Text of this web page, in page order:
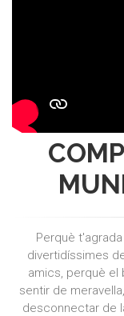
Perquè
divertidíssimes
amics, perquè el
sentir de
desconnectar de